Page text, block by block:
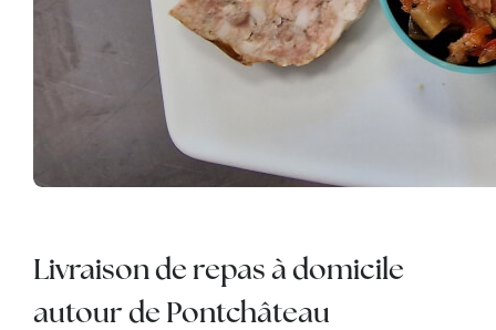
Livraison de repas à domicile
autour de Pontchâteau